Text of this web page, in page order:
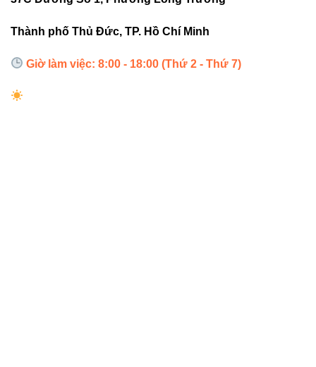
đều, thu hút khách hàng.
Thành phố Thủ Đức, TP. Hồ Chí Minh
Giờ làm việc: 8:00 - 18:00 (Thứ 2 - Thứ 7)